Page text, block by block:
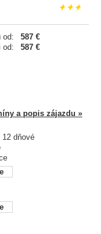
od:
587 €
od:
587 €
a popis zájazdu »
dňové